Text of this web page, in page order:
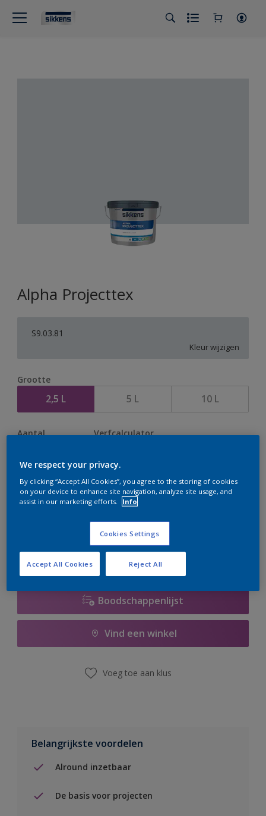
Alpha Projecttex
S9.03.81
Kleur wijzigen
Grootte
2,5 L 5 L 10 L
Aantal Verfcalculator
Op dit moment is het niet mogelijk dit product online
er hard aan om de voorraad aan te vullen.
Boodschappenlijst
Vind een winkel
Voeg toe aan klus
Belangrijkste voordelen
Alround inzetbaar
De basis voor projecten
We respect your privacy.
By clicking “Accept All Cookies”, you agree to the storing of cookies
on your device to enhance site navigation, analyze site usage, and
assist in our marketing efforts.
Info
Cookies Settings
Reject All
Accept All Cookies